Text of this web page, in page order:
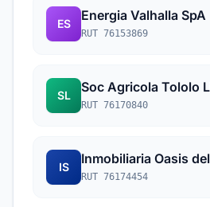
ES
Energia Valhalla SpA
RUT 76153869
SL
Soc Agricola Tololo
RUT 76170840
IS
Inmobiliaria Oasis
RUT 76174454